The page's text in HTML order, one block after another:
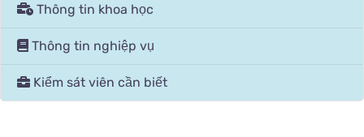
Thông tin khoa học
Thông tin nghiệp vụ
Kiểm sát viên cần biết